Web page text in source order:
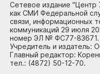
Сетевое издание "Центр
как СМИ Федеральной
связи, информационных
коммуникаций 29 июля
номер ЭЛ № ФС77-83671.
Учредитель и издатель:
Главный редактор:
тел.: (4872) 50-12-70.